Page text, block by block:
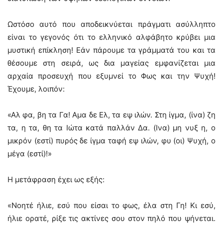
Ωστόσο αυτό που αποδεικνύεται πράγματι ασύλληπτο
είναι το γεγονός ότι το ελληνικό αλφάβητο κρύβει μια
μυστική επίκληση! Εάν πάρουμε τα γράμματά του και τα
θέσουμε στη σειρά, ως δια μαγείας εμφανίζεται μια
αρχαία προσευχή που εξυμνεί το Φως και την Ψυχή!
Έχουμε, λοιπόν:
«Αλ φα, βη τα Γα! Αμα δε Ελ, τα εψ ιλών. Στη ίγμα, (ίνα) ζη
τα, η τα, θη τα Ιώτα κατά παλλάν Δα. (Ινα) μη νυξ η, ο
μικρόν (εστί) πυρός δε ίγμα ταφή εψ ιλών, φυ (οι) Ψυχή, ο
μέγα (εστί)!»
Η μετάφραση έχει ως εξής:
«Νοητέ ήλιε, εσύ που είσαι το φως, έλα στη Γη! Κι εσύ,
ήλιε ορατέ, ρίξε τις ακτίνες σου στον πηλό που ψήνεται.